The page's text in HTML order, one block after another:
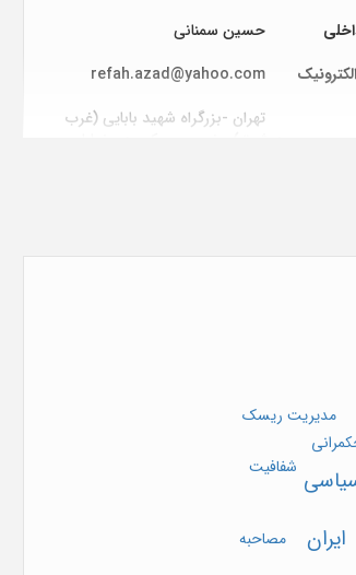
حسین سمنانی
refah.azad@yahoo.com
تهران -بزرگراه شهید بابایی (غرب
ایران مصاحبه
شفافیت
مدیریت ریسک